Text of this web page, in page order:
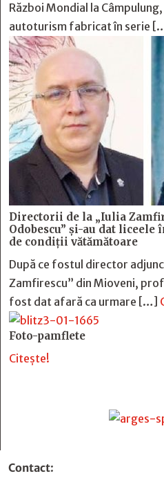
Război Mondial la
autoturism fabricat în serie
Directorii de la „Iulia
Odobescu” și-au dat
de condiții vătămătoare
După ce fostul director
Zamfirescu” din Mioveni,
fost dat afară ca urmare […]
Foto-pamflete
Citește!
Contact: